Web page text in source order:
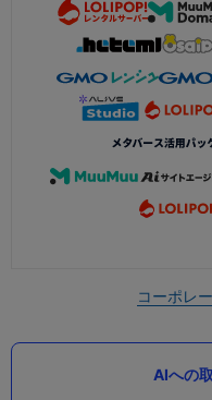
コーポレ
AIへの